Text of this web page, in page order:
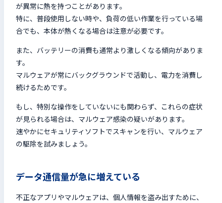
が異常に熱を持つことがあります。
特に、普段使用しない時や、負荷の低い作業を行っている場
合でも、本体が熱くなる場合は注意が必要です。
また、バッテリーの消費も通常より激しくなる傾向がありま
す。
マルウェアが常にバックグラウンドで活動し、電力を消費し
続けるためです。
もし、特別な操作をしていないにも関わらず、これらの症状
が見られる場合は、マルウェア感染の疑いがあります。
速やかにセキュリティソフトでスキャンを行い、マルウェア
の駆除を試みましょう。
データ通信量が急に増えている
不正なアプリやマルウェアは、個人情報を盗み出すために、